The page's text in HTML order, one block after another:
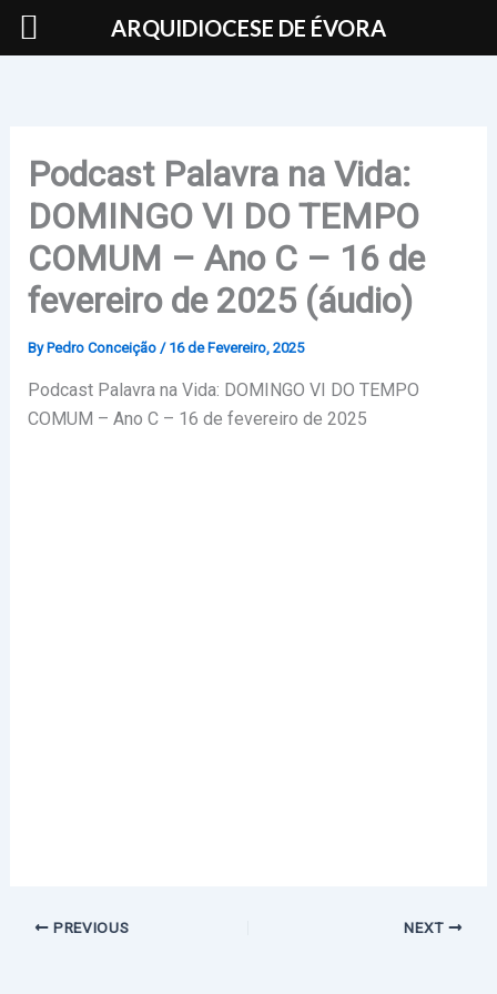
Skip
Podcast Palavra na Vida:
DOMINGO VI DO TEMPO
COMUM – Ano C – 16 de
fevereiro de 2025 (áudio)
By Pedro Conceição / 16 de Fevereiro, 2025
Podcast Palavra na Vida: DOMINGO VI DO TEMPO
COMUM – Ano C – 16 de fevereiro de 2025
PREVIOUS NEXT
ARQUIDIOCESE DE ÉVORA